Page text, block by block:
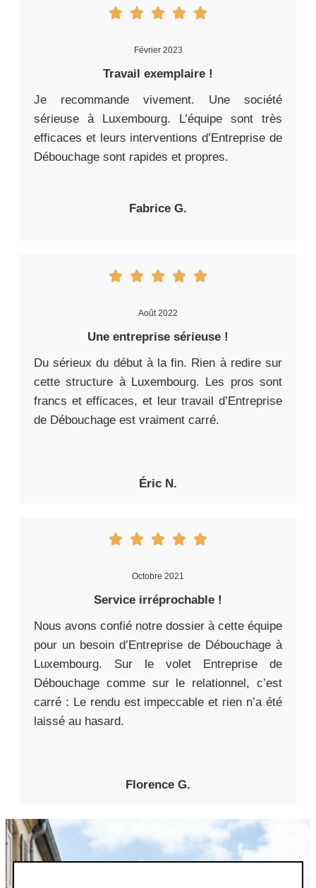
Février 2023
Travail exemplaire !
Je recommande vivement. Une société
sérieuse à Luxembourg. L’équipe sont très
efficaces et leurs interventions d’Entreprise de
Débouchage sont rapides et propres.
Fabrice G.
Août 2022
Une entreprise sérieuse !
Du sérieux du début à la fin. Rien à redire sur
cette structure à Luxembourg. Les pros sont
francs et efficaces, et leur travail d’Entreprise
de Débouchage est vraiment carré.
Éric N.
Octobre 2021
Service irréprochable !
Nous avons confié notre dossier à cette équipe
pour un besoin d’Entreprise de Débouchage à
Luxembourg. Sur le volet Entreprise de
Débouchage comme sur le relationnel, c’est
carré : Le rendu est impeccable et rien n’a été
laissé au hasard.
Florence G.